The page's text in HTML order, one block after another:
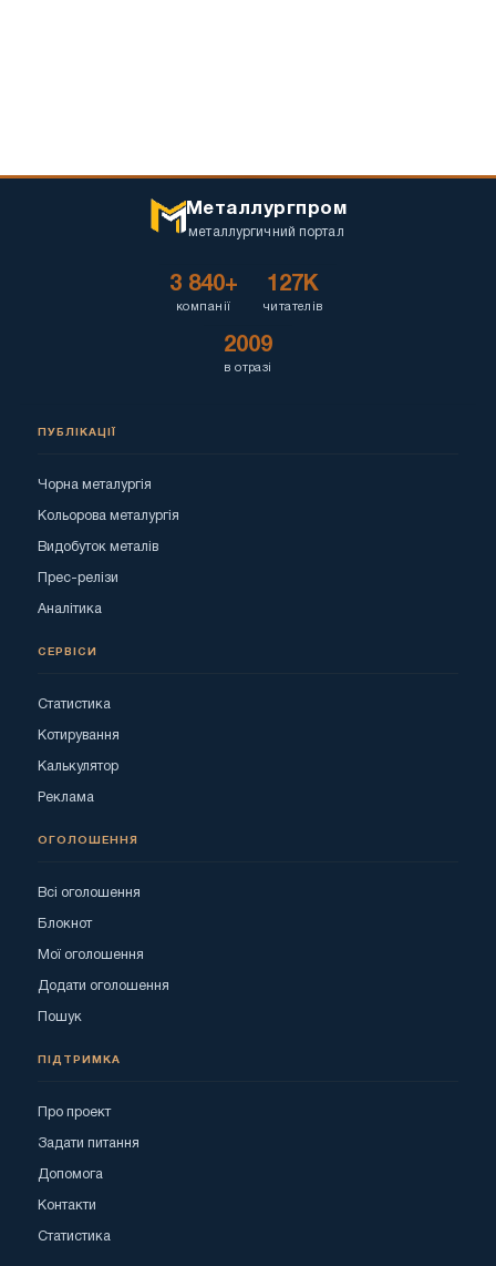
Металлургпром
металлургичний портал
3 840+
компанії
127K
читателів
2009
в отразі
ПУБЛІКАЦІЇ
Чорна металургія
Кольорова металургія
Видобуток металів
Прес-релізи
Аналітика
СЕРВІСИ
Статистика
Котирування
Калькулятор
Реклама
ОГОЛОШЕННЯ
Всі оголошення
Блокнот
Мої оголошення
Додати оголошення
Пошук
ПІДТРИМКА
Про проект
Задати питання
Допомога
Контакти
Статистика